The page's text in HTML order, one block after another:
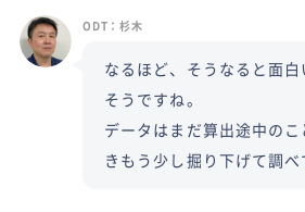
ODT：杉木
なるほど、そうなると面白
そうですね。
データはまだ算出途中の
きもう少し掘り下げて調べ